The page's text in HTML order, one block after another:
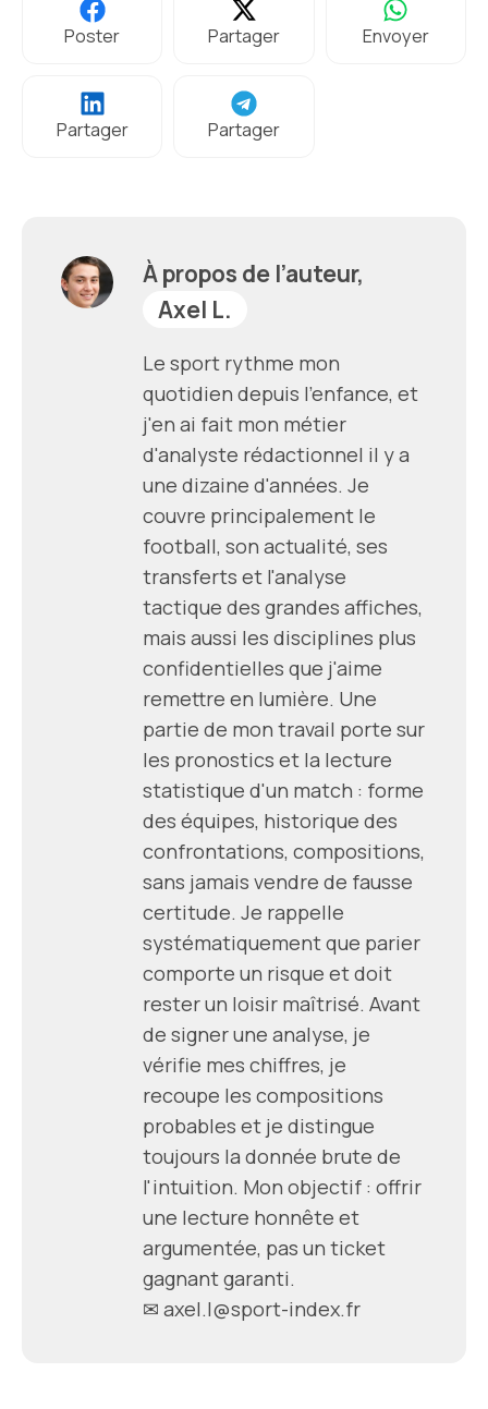
Poster Partager Envoyer
Partager Partager
À propos de l’auteur,
Axel L.
Le sport rythme mon
quotidien depuis l'enfance, et
j'en ai fait mon métier
d'analyste rédactionnel il y a
une dizaine d'années. Je
couvre principalement le
football, son actualité, ses
transferts et l'analyse
tactique des grandes affiches,
mais aussi les disciplines plus
confidentielles que j'aime
remettre en lumière. Une
partie de mon travail porte sur
les pronostics et la lecture
statistique d'un match : forme
des équipes, historique des
confrontations, compositions,
sans jamais vendre de fausse
certitude. Je rappelle
systématiquement que parier
comporte un risque et doit
rester un loisir maîtrisé. Avant
de signer une analyse, je
vérifie mes chiffres, je
recoupe les compositions
probables et je distingue
toujours la donnée brute de
l'intuition. Mon objectif : offrir
une lecture honnête et
argumentée, pas un ticket
gagnant garanti.
✉ axel.l@sport-index.fr